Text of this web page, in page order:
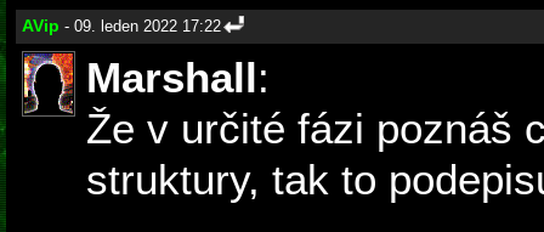
AVip - 09. leden 2022 17:22
Marshall:
Že v určité fázi poznáš
struktury, tak to